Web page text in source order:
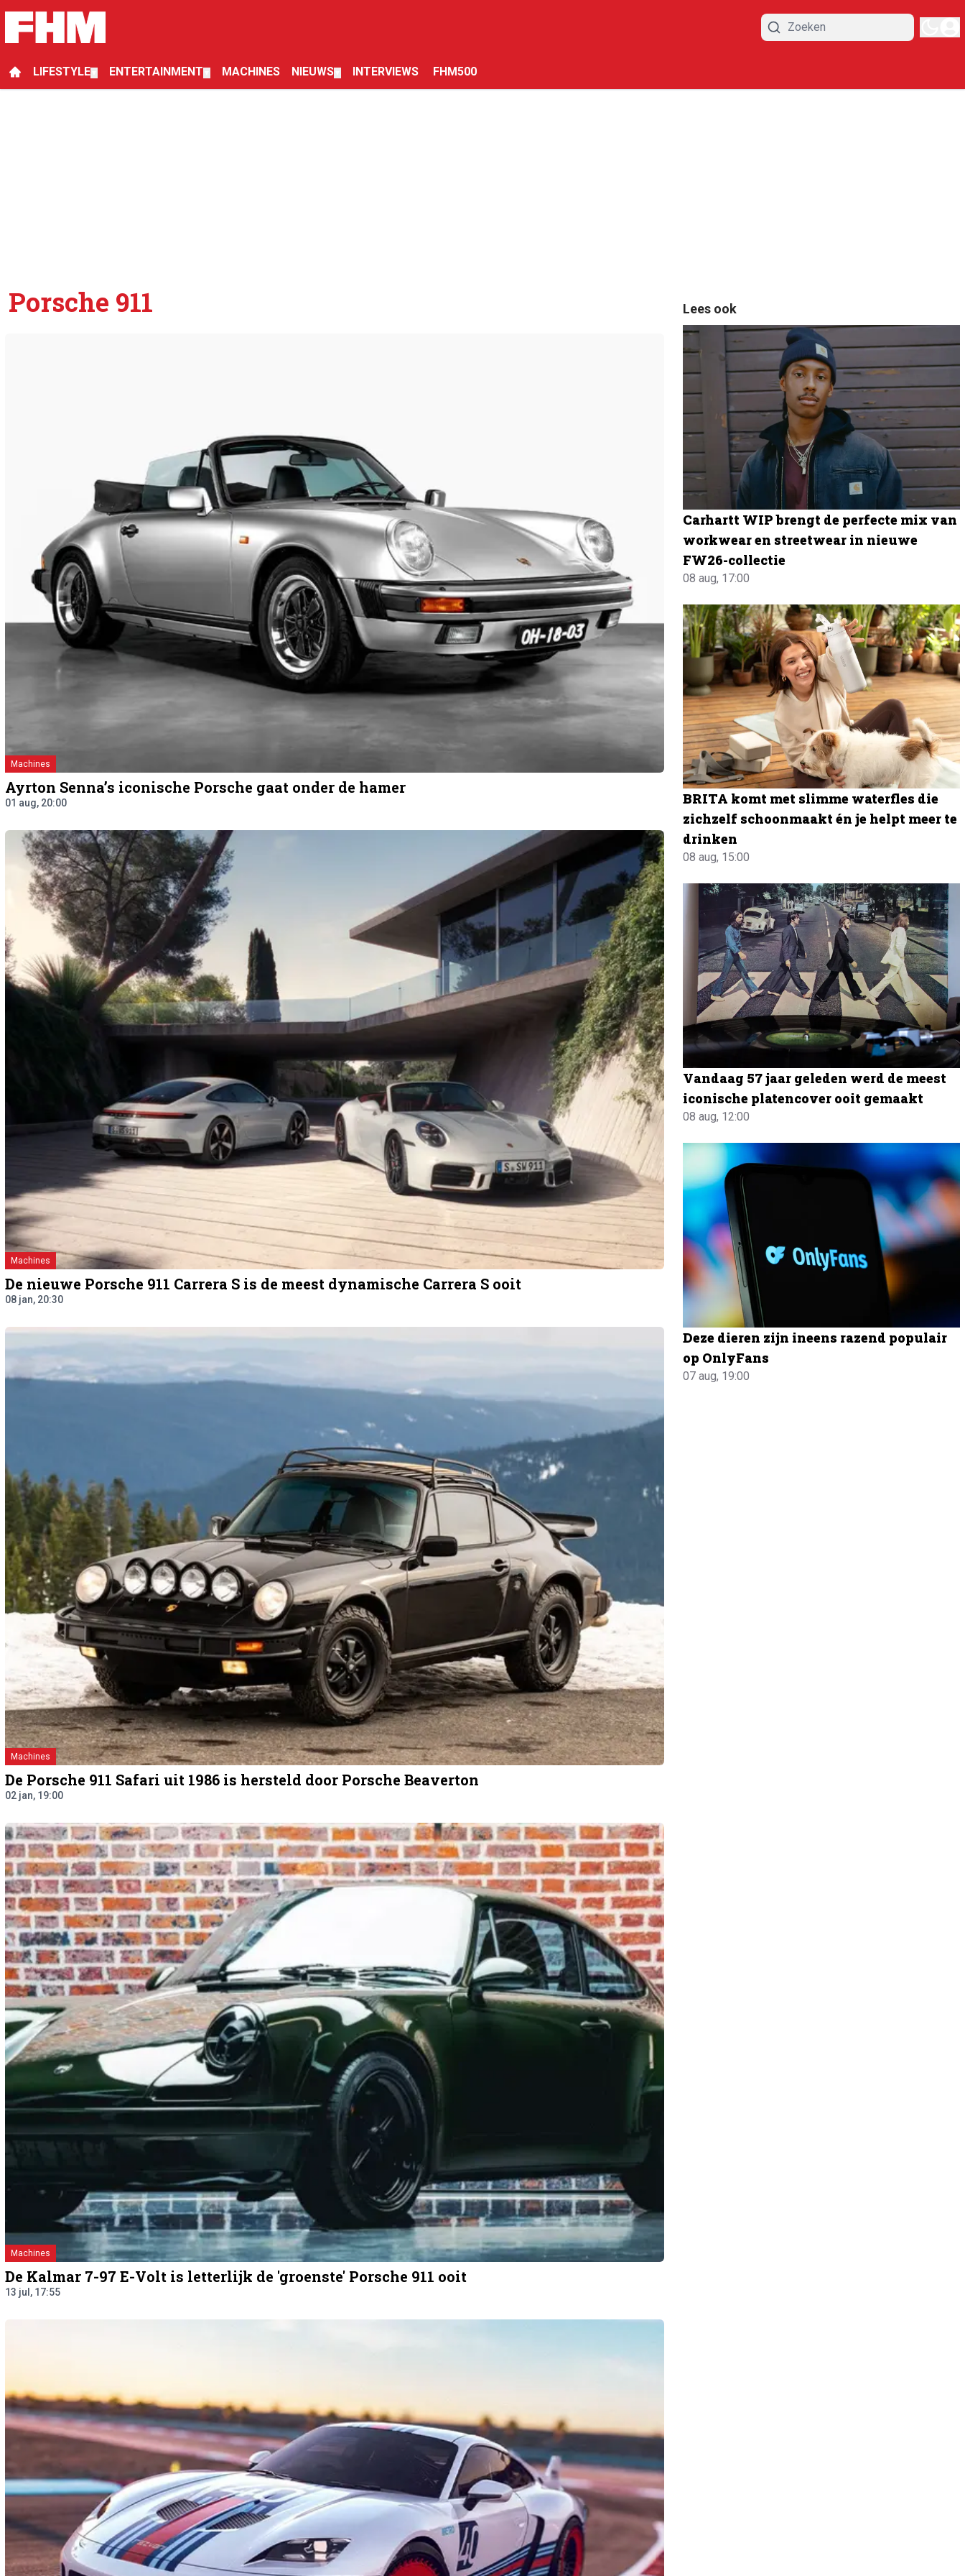
LIFESTYLE ENTERTAINMENT MACHINES NIEUWS INTERVIEWS FHM500
Porsche 911
Machines
Ayrton Senna’s iconische Porsche gaat onder de hamer
01 aug, 20:00
Machines
De nieuwe Porsche 911 Carrera S is de meest dynamische Carrera S ooit
08 jan, 20:30
Machines
De Porsche 911 Safari uit 1986 is hersteld door Porsche Beaverton
02 jan, 19:00
Machines
De Kalmar 7-97 E-Volt is letterlijk de 'groenste' Porsche 911 ooit
13 jul, 17:55
Lees ook
Carhartt WIP brengt de perfecte mix van
workwear en streetwear in nieuwe
FW26-collectie
08 aug, 17:00
BRITA komt met slimme waterfles die
zichzelf schoonmaakt én je helpt meer te
drinken
08 aug, 15:00
Vandaag 57 jaar geleden werd de meest
iconische platencover ooit gemaakt
08 aug, 12:00
Deze dieren zijn ineens razend populair
op OnlyFans
07 aug, 19:00